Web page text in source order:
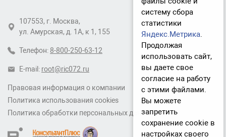
Правовая информация о компании
Политика использования cookies
Политика обработки персональных данных
107553, г. Москва,
ул. Амурская, д. 1А, к 1, 155
Телефон: 8-800-250-63-12
E-mail: root@ric072.ru
систему сбора
статистики
Яндекс.Метрика.
Продолжая
использовать сайт,
вы даете свое
согласие на работу
с этими файлами.
Вы можете
запретить
сохранение cookie в
настройках своего